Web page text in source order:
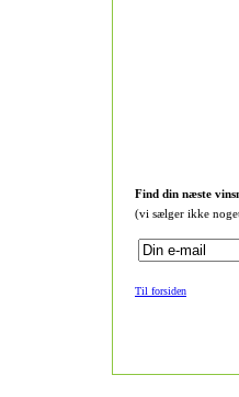
Find din næste
(vi sælger ikke
Til forsiden